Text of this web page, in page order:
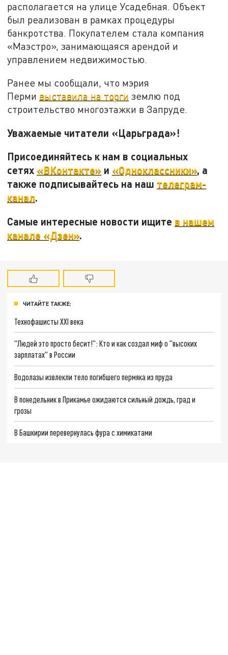
располагается на улице Усадебная. Объект
был реализован в рамках процедуры
банкротства. Покупателем стала компания
«Маэстро», занимающаяся арендой и
управлением недвижимостью.
Ранее мы сообщали, что мэрия
Перми выставила на торги землю под
строительство многоэтажки в Запруде.
Уважаемые читатели «Царьграда»!
Присоединяйтесь к нам в социальных
сетях «ВКонтакте» и «Одноклассники», а
также подписывайтесь на наш телеграм-
канал.
Самые интересные новости ищите в нашем
канале «Дзен».
ЧИТАЙТЕ ТАКЖЕ:
Технофашисты XXI века
"Людей это просто бесит!": Кто и как создал миф о "высоких
зарплатах" в России
Водолазы извлекли тело погибшего пермяка из пруда
В понедельник в Прикамье ожидаются сильный дождь, град и
грозы
В Башкирии перевернулась фура с химикатами